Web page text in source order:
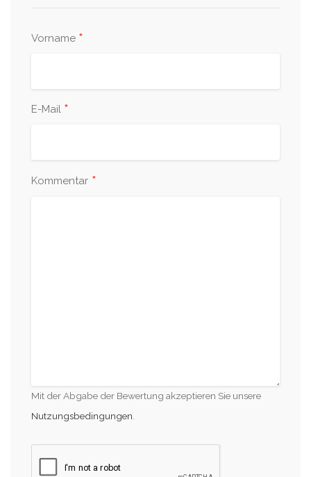
Vorname *
E-Mail *
Kommentar *
Mit der Abgabe der Bewertung akzeptieren Sie unsere
Nutzungsbedingungen